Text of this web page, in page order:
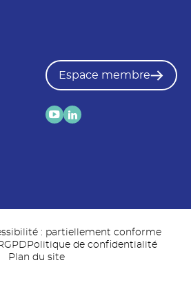
Espace membre
: partiellement conforme
Politique de confidentialité
Plan du site